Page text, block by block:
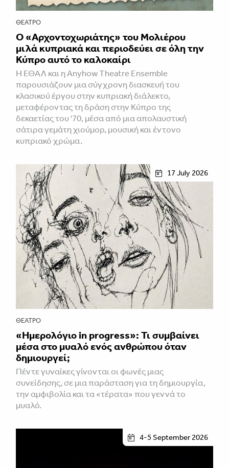
ΘΈΑΤΡΟ
Ο «Αρχοντοχωριάτης» του Μολιέρου
μιλά κυπριακά και περιοδεύει σε όλη την
Κύπρο αυτό το καλοκαίρι
Η ΕΘΑΛ και η Anyhow Theatre Ensemble
παρουσιάζουν μια σύγχρονη διασκευή του
κλασικού έργου στην κυπριακή διάλεκτο,
μεταφέροντας τη δράση στην Κύπρο της
δεκαετίας του '70, μέσα από μια απολαυστική
σάτιρα γεμάτη χιούμορ, μουσική και έντονο
κυπριακό χρώμα.
17 July 2026
ΘΈΑΤΡΟ
«Ημερολόγιο in progress»: Τι συμβαίνει
μέσα στο μυαλό ενός ανθρώπου όταν
δημιουργεί;
Πέντε γυναίκες γίνονται οι φωνές μιας
συνείδησης, σε μια παράσταση για τη δημιουργία,
την αμφιβολία και τα «τέρατα» που γεννά το
μυαλό.
4-5 September 2026